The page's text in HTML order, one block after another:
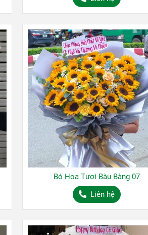
Bó Hoa Tươi Bàu Bàng 07
Liên hệ